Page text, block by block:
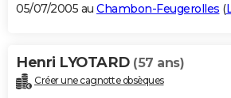
05/07/2005 au Chambon-Feugerolles (
Henri LYOTARD (57 ans)
Créer une cagnotte obsèques